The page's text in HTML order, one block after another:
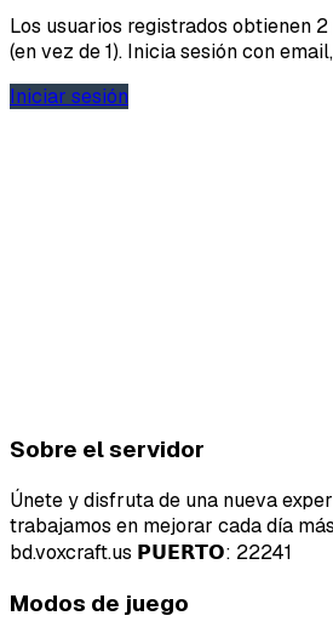
Los usuarios registrados obtienen
(en vez de 1). Inicia sesión con
Iniciar sesión
Sobre el servidor
Únete y disfruta de una nueva
trabajamos en mejorar cada día más.ㅤㅤㅤㅤㅤㅤㅤㅤㅤㅤㅤㅤ
bd.voxcraft.us 𝗣𝗨𝗘𝗥𝗧𝗢: 22241
Modos de juego